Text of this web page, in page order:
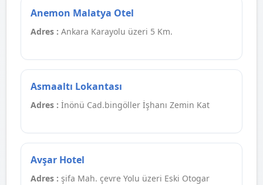
Anemon Malatya Otel
Adres : Ankara Karayolu üzeri 5 Km.
Asmaaltı Lokantası
Adres : İnönü Cad.bingöller İşhanı Zemin Kat
Avşar Hotel
Adres : şifa Mah. çevre Yolu üzeri Eski Otogar